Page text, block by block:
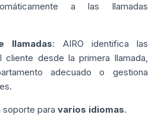
a las llamadas
llamadas: AIRO identifica las
cliente desde la primera llamada,
adecuado o gestiona
soporte paravarios idiomas.